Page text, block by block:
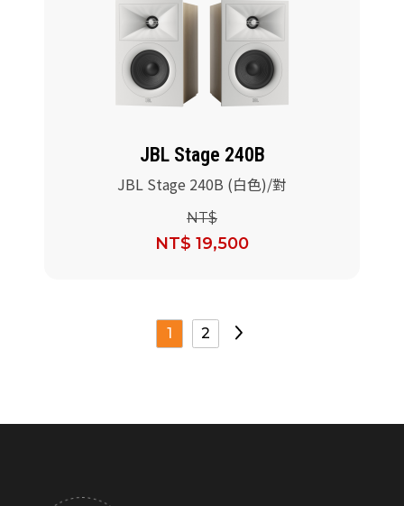
JBL Stage 240B
JBL Stage 240B (白色)/對
NT$
NT$ 19,500
1 2